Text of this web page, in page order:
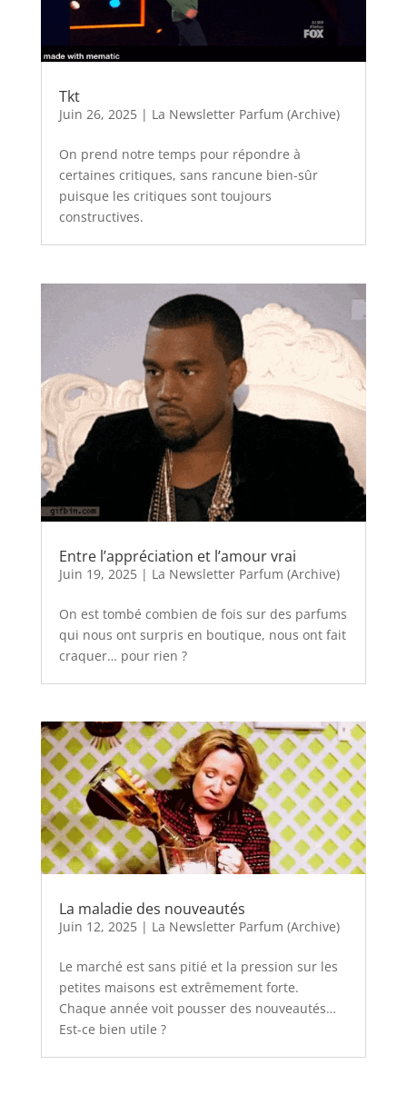
Tkt
Juin 26, 2025| La Newsletter Parfum (Archive)
On prend notre temps pour répondre à
certaines critiques, sans rancune bien-sûr
puisque les critiques sont toujours
constructives.
Entre l’appréciation et l’amour vrai
Juin 19, 2025| La Newsletter Parfum (Archive)
On est tombé combien de fois sur des parfums
qui nous ont surpris en boutique, nous ont fait
craquer… pour rien ?
La maladie des nouveautés
Juin 12, 2025| La Newsletter Parfum (Archive)
Le marché est sans pitié et la pression sur les
petites maisons est extrêmement forte.
Chaque année voit pousser des nouveautés…
Est-ce bien utile ?